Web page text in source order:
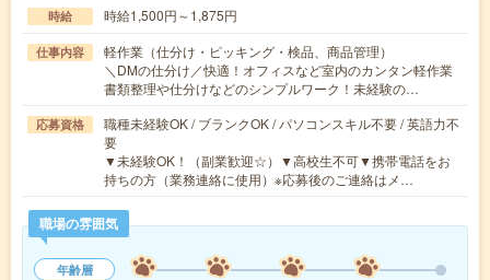
時給 時給1,500円～1,875円
仕事内容
軽作業（仕分け・ピッキング・検品、商品管理）
＼DMの仕分け／快適！オフィスなど室内のカンタン軽作業
書類整理や仕分けなどのシンプルワーク！未経験の…
応募資格
職種未経験OK / ブランクOK / パソコンスキル不要 / 英語力不
要
▼未経験OK！（副業歓迎☆）▼高校生不可▼携帯電話をお
持ちの方（業務連絡に使用）※応募後のご連絡はメ…
職場の雰囲気
年齢層